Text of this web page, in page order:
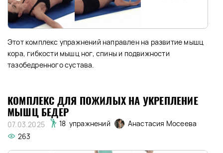
Этот комплекс упражнений направлен на развитие мышц
кора, гибкости мышц ног, спины и подвижности
тазобедренного сустава.
КОМПЛЕКС ДЛЯ ПОЖИЛЫХ НА УКРЕПЛЕНИЕ
МЫШЦ БЕДЕР
07.03.2025 18 упражнений
Анастасия Мосеева
263